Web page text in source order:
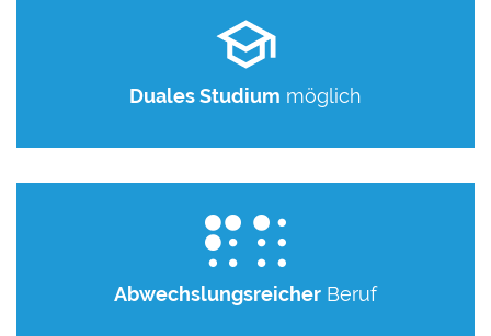
Duales Studium möglich
Abwechslungsreicher Beruf